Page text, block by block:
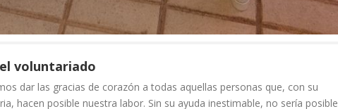
voluntariado
dar las gracias de corazón a todas aquellas personas que, con su
hacen posible nuestra labor. Sin su ayuda inestimable, no sería posible